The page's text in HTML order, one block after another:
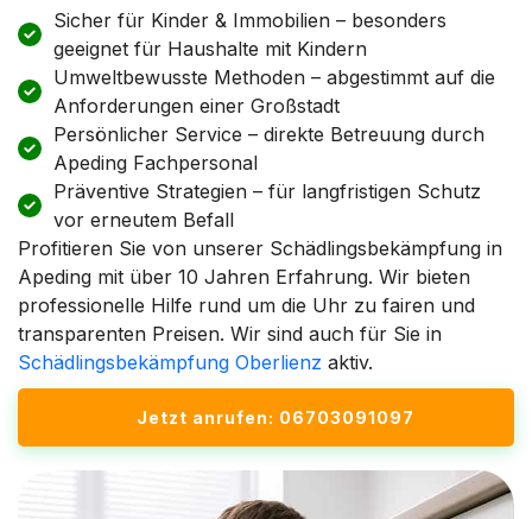
Sicher für Kinder & Immobilien – besonders
geeignet für Haushalte mit Kindern
Umweltbewusste Methoden – abgestimmt auf die
Anforderungen einer Großstadt
Persönlicher Service – direkte Betreuung durch
Apeding Fachpersonal
Präventive Strategien – für langfristigen Schutz
vor erneutem Befall
Profitieren Sie von unserer Schädlingsbekämpfung in
Apeding mit über 10 Jahren Erfahrung. Wir bieten
professionelle Hilfe rund um die Uhr zu fairen und
transparenten Preisen. Wir sind auch für Sie in
Schädlingsbekämpfung Oberlienz aktiv.
Jetzt anrufen: 06703091097